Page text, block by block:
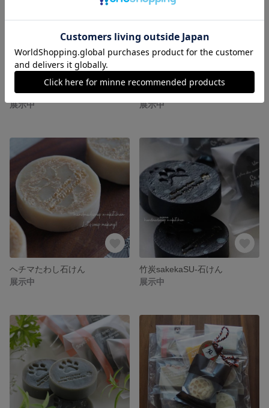
柿渋と竹炭の石けん
展示中
いちじく石けん
展示中
ヘチマたわし石けん
展示中
竹炭sakekaSU-石けん
展示中